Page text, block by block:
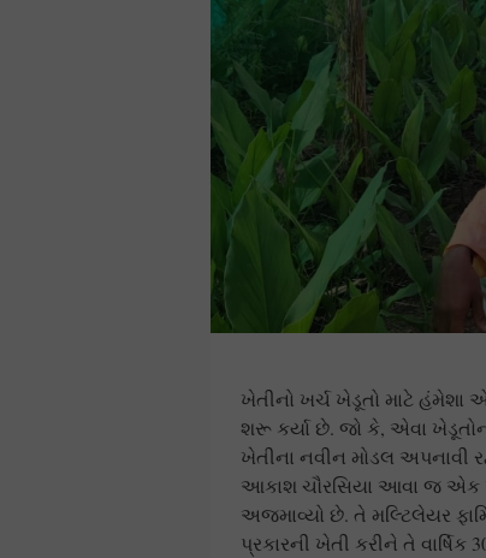
ખેતીનો ખર્ચ ખેડૂતો માટે
શરૂ કર્યા છે. જો કે, એવા
ખેતીના નવીન મોડલ
આકાશ ચૌરસિયા આવા જ એક
અજમાવ્યો છે. તે મલ્ટિલેયર
પ્રકારની ખેતી કરીને તે